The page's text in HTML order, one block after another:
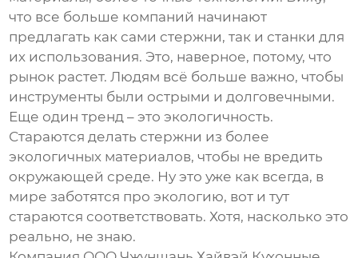
что все больше компаний начинают
предлагать как сами стержни, так и станки для
их использования. Это, наверное, потому, что
рынок растет. Людям всё больше важно, чтобы
инструменты были острыми и долговечными.
Еще один тренд – это экологичность.
Стараются делать стержни из более
экологичных материалов, чтобы не вредить
окружающей среде. Ну это уже как всегда, в
мире заботятся про экологию, вот и тут
стараются соответствовать. Хотя, насколько это
реально, не знаю.